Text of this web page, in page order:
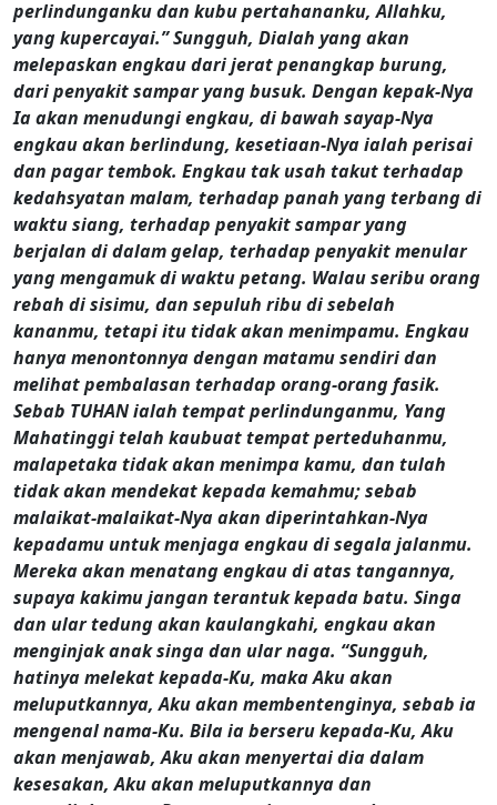
perlindunganku dan kubu pertahananku, Allahku,
yang kupercayai.” Sungguh, Dialah yang akan
melepaskan engkau dari jerat penangkap burung,
dari penyakit sampar yang busuk. Dengan kepak-Nya
Ia akan menudungi engkau, di bawah sayap-Nya
engkau akan berlindung, kesetiaan-Nya ialah perisai
dan pagar tembok. Engkau tak usah takut terhadap
kedahsyatan malam, terhadap panah yang terbang di
waktu siang, terhadap penyakit sampar yang
berjalan di dalam gelap, terhadap penyakit menular
yang mengamuk di waktu petang. Walau seribu orang
rebah di sisimu, dan sepuluh ribu di sebelah
kananmu, tetapi itu tidak akan menimpamu. Engkau
hanya menontonnya dengan matamu sendiri dan
melihat pembalasan terhadap orang-orang fasik.
Sebab TUHAN ialah tempat perlindunganmu, Yang
Mahatinggi telah kaubuat tempat perteduhanmu,
malapetaka tidak akan menimpa kamu, dan tulah
tidak akan mendekat kepada kemahmu; sebab
malaikat-malaikat-Nya akan diperintahkan-Nya
kepadamu untuk menjaga engkau di segala jalanmu.
Mereka akan menatang engkau di atas tangannya,
supaya kakimu jangan terantuk kepada batu. Singa
dan ular tedung akan kaulangkahi, engkau akan
menginjak anak singa dan ular naga. “Sungguh,
hatinya melekat kepada-Ku, maka Aku akan
meluputkannya, Aku akan membentenginya, sebab ia
mengenal nama-Ku. Bila ia berseru kepada-Ku, Aku
akan menjawab, Aku akan menyertai dia dalam
kesesakan, Aku akan meluputkannya dan